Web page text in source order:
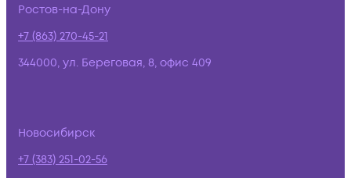
Ростов-на-Дону
+7 (863) 270-45-21
344000, ул. Береговая, 8, офис 409
Новосибирск
+7 (383) 251-02-56